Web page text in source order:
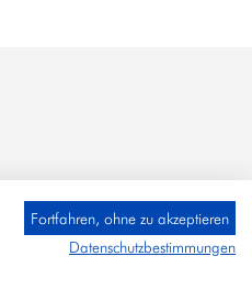
Fortfahren, ohne zu akzeptieren
Datenschutzbestimmungen